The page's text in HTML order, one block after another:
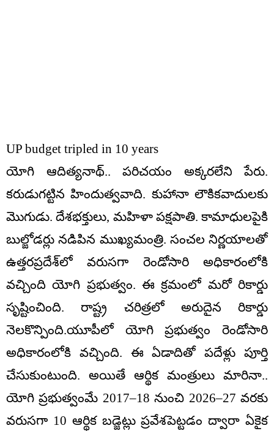
UP budget tripled in 10 years
యోగి ఆదిత్యనాథ్‌.. పరిచయం అక్కరలేని పేరు.
కరుడుగట్టిన హిందుత్వవాది. కుహానా లౌకికవాదులకు
మొగుడు. దేశభక్తులు, మహిళా పక్షపాతి. కామాధులపైకి
బుల్జోడర్లు నడిపిన ముఖ్యమంత్రి. సంచల నిర్ణయాలతో
ఉత్తరప్రదేశ్‌లో వరుసగా రెండోసారి అధికారంలోకి
వచ్చింది యోగి ప్రభుత్వం. ఈ క్రమంలో మరో రికార్డు
సృష్టించింది. రాష్ట్ర చరిత్రలో అరుదైన రికార్డు
నెలకొన్పింది.యూపీలో యోగి ప్రభుత్వం రెండోసారి
అధికారంలోకి వచ్చింది. ఈ ఏడాదితో పదేళ్లు పూర్తి
చేసుకుంటుంది. అయితే ఆర్థిక మంత్రులు మారినా..
యోగి ప్రభుత్వంమే 2017–18 నుంచి 2026–27 వరకు
వరుసగా 10 ఆర్థిక బడ్జెట్లు ప్రవేశపెట్టడం ద్వారా ఏకైక